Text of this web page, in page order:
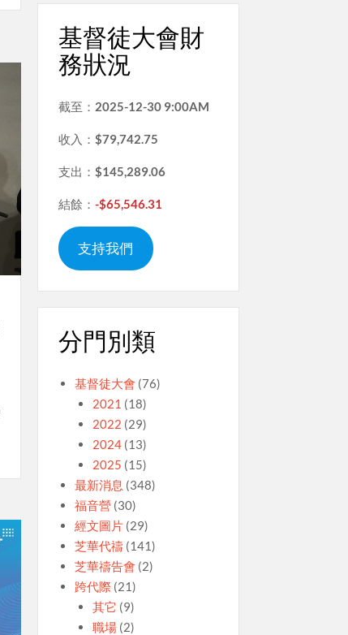
基督徒大會財
務狀況
截至： 2025-12-30 9:00AM
收入： $79,742.75
支出： $145,289.06
結餘： -$65,546.31
支持我們
分門別類
基督徒大會 (76)
2021 (18)
2022 (29)
2024 (13)
2025 (15)
最新消息 (348)
福音營(30)
經文圖片(29)
芝華代禱(141)
芝華禱告會 (2)
跨代際(21)
其它 (9)
職場 (2)